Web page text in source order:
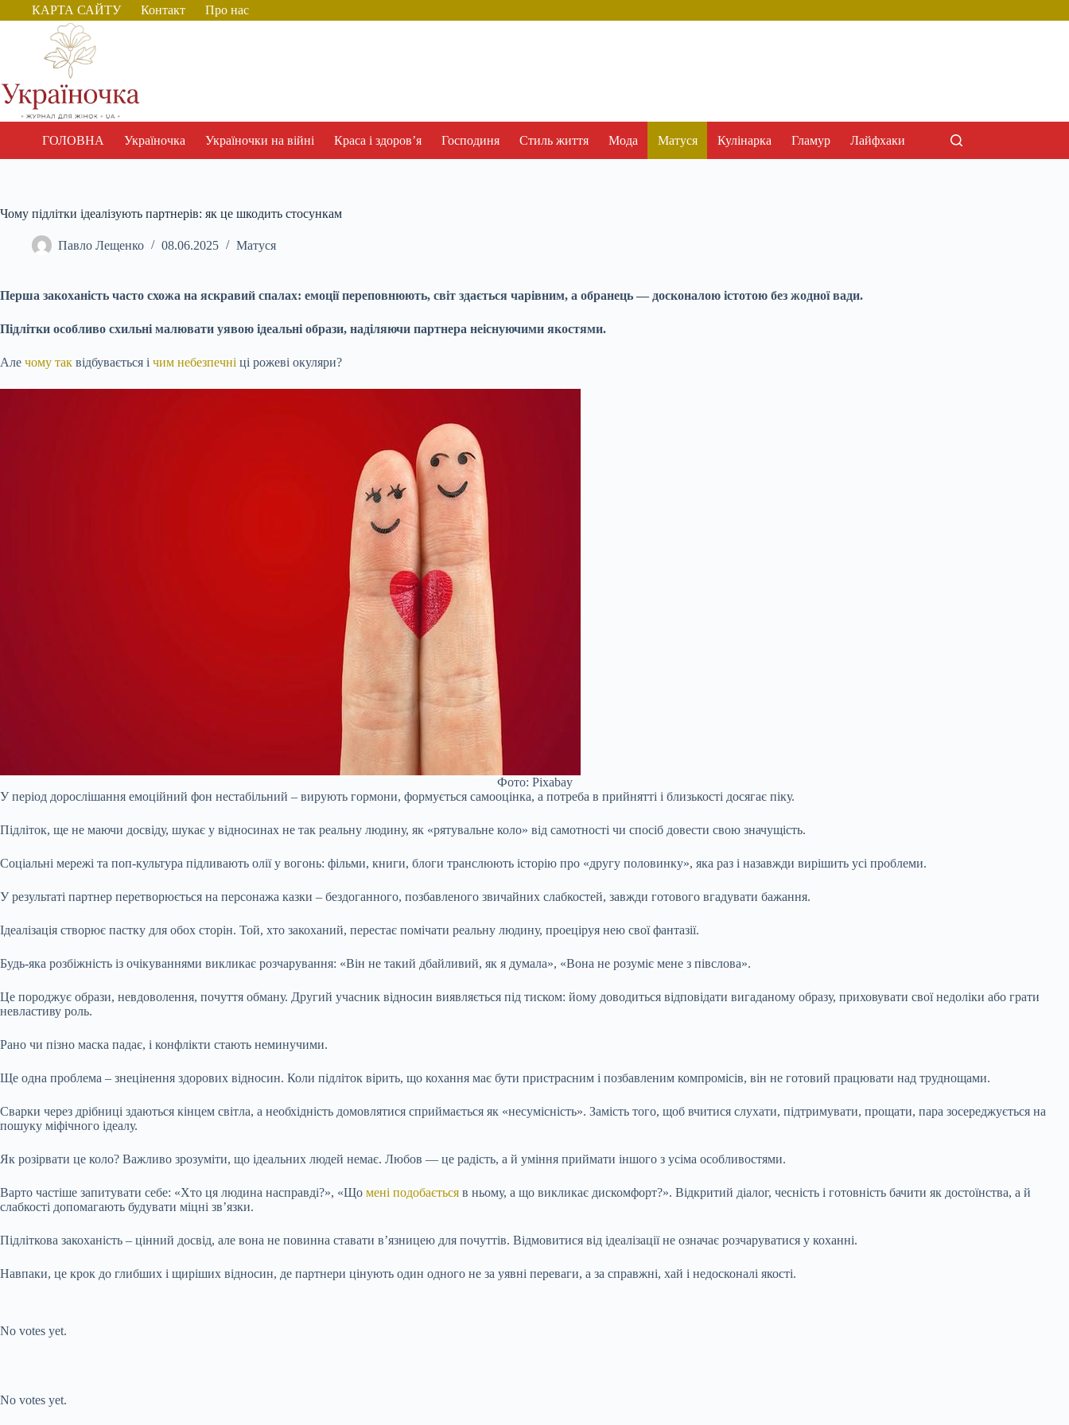
Перейти
до
КАРТА САЙТУ Контакт Про нас
ГОЛОВНА Україночка Україночки на війні Краса і здоров’я Господиня Стиль життя Мода Матуся Кулінарка Гламур Лайфхаки
Чому підлітки ідеалізують партнерів: як це шкодить стосункам
Павло Лещенко 08.06.2025 Матуся
Перша закоханість часто схожа на яскравий спалах: емоції переповнюють, світ здається чарівним, а обранець — досконалою істотою без жодної вади.
Підлітки особливо схильні малювати уявою ідеальні образи, наділяючи партнера неіснуючими якостями.
Але чому так відбувається і чим небезпечні ці рожеві окуляри?
Фото: Pixabay
У період дорослішання емоційний фон нестабільний – вирують гормони, формується самооцінка, а потреба в прийнятті і близькості досягає піку.
Підліток, ще не маючи досвіду, шукає у відносинах не так реальну людину, як «рятувальне коло» від самотності чи спосіб довести свою значущість.
Соціальні мережі та поп-культура підливають олії у вогонь: фільми, книги, блоги транслюють історію про «другу половинку», яка раз і назавжди вирішить усі проблеми.
У результаті партнер перетворюється на персонажа казки – бездоганного, позбавленого звичайних слабкостей, завжди готового вгадувати бажання.
Ідеалізація створює пастку для обох сторін. Той, хто закоханий, перестає помічати реальну людину, проеціруя нею свої фантазії.
Будь-яка розбіжність із очікуваннями викликає розчарування: «Він не такий дбайливий, як я думала», «Вона не розуміє мене з півслова».
Це породжує образи, невдоволення, почуття обману. Другий учасник відносин виявляється під тиском: йому доводиться відповідати вигаданому образу, приховувати свої недоліки або грати
невластиву роль.
Рано чи пізно маска падає, і конфлікти стають неминучими.
Ще одна проблема – знецінення здорових відносин. Коли підліток вірить, що кохання має бути пристрасним і позбавленим компромісів, він не готовий працювати над труднощами.
Сварки через дрібниці здаються кінцем світла, а необхідність домовлятися сприймається як «несумісність». Замість того, щоб вчитися слухати, підтримувати, прощати, пара зосереджується на
пошуку міфічного ідеалу.
Як розірвати це коло? Важливо зрозуміти, що ідеальних людей немає. Любов — це радість, а й уміння приймати іншого з усіма особливостями.
Варто частіше запитувати себе: «Хто ця людина насправді?», «Що мені подобається в ньому, а що викликає дискомфорт?». Відкритий діалог, чесність і готовність бачити як достоїнства, а й
слабкості допомагають будувати міцні зв’язки.
Підліткова закоханість – цінний досвід, але вона не повинна ставати в’язницею для почуттів. Відмовитися від ідеалізації не означає розчаруватися у коханні.
Навпаки, це крок до глибших і щиріших відносин, де партнери цінують один одного не за уявні переваги, а за справжні, хай і недосконалі якості.
No votes yet.
No votes yet.